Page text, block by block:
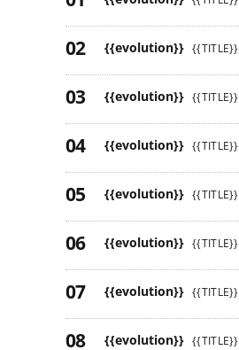
{{evolution}} {{TITLE}}
{{evolution}} {{TITLE}}
{{evolution}} {{TITLE}}
{{evolution}} {{TITLE}}
{{evolution}} {{TITLE}}
{{evolution}} {{TITLE}}
{{evolution}} {{TITLE}}